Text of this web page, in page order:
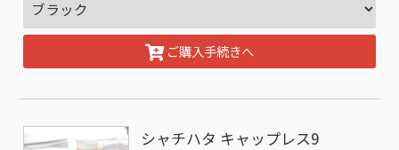
ご購入手続きへ
シャチハタ キャップレス9